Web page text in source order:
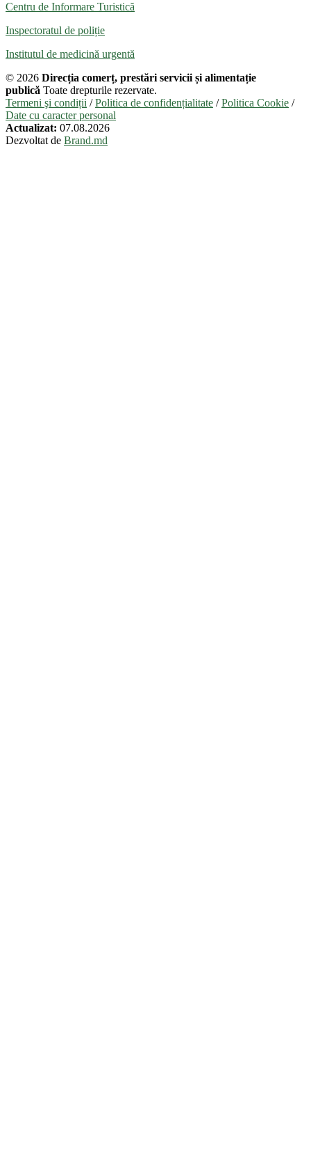
Centru de Informare Turistică
Inspectoratul de poliție
Institutul de medicină urgentă
© 2026 Direcția comerț, prestări servicii și alimentație
publică Toate drepturile rezervate.
Termeni şi condiții /Politica de confidențialitate /Politica Cookie /
Date cu caracter personal
Actualizat: 07.08.2026
Dezvoltat de Brand.md